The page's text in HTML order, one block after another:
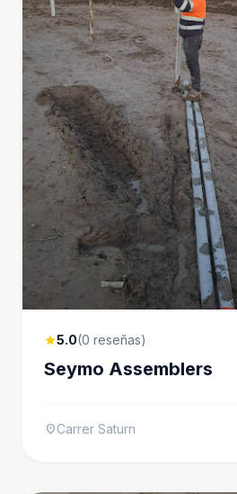
star5.0(0 reseñas)
Seymo Assemblers
location_onCarrer Saturn